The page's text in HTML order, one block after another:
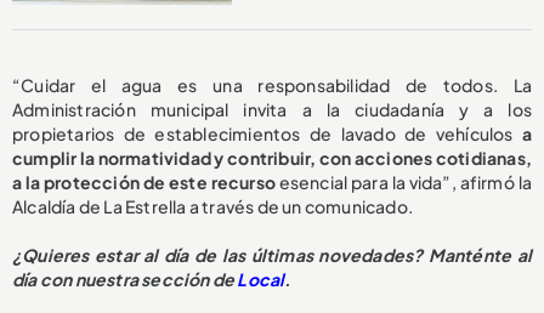
“Cuidar el agua es una responsabilidad de todos. La
Administración municipal invita a la ciudadanía y a los
propietarios de establecimientos de lavado de vehículos a
cumplir la normatividad y contribuir, con acciones cotidianas,
a la protección de este recursoesencial para la vida”, afirmó la
Alcaldía de La Estrella a través de un comunicado.
¿Quieres estar al día de las últimas novedades? Manténte al
día con nuestra sección deLocal.